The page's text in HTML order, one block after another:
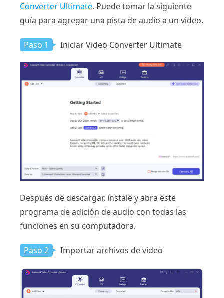
Converter Ultimate. Puede tomar la siguiente
guía para agregar una pista de audio a un video.
Paso 1 Iniciar Video Converter Ultimate
Después de descargar, instale y abra este
programa de adición de audio con todas las
funciones en su computadora.
Paso 2 Importar archivos de video